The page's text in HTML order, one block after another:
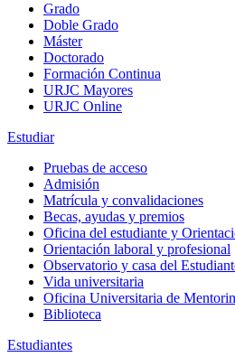
Grado
Doble Grado
Máster
Doctorado
Formación Continua
URJC Mayores
URJC Online
Estudiar
Pruebas de acceso
Admisión
Matrícula y convalidaciones
Becas, ayudas y premios
Oficina del estudiante y
Orientación laboral y profesional
Observatorio y casa del
Vida universitaria
Oficina Universitaria de
Biblioteca
Estudiantes